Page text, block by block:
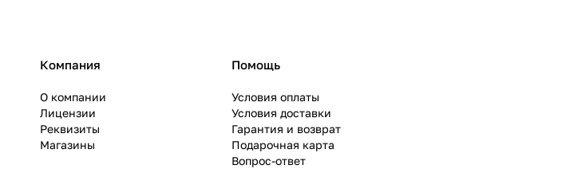
Компания
О компании
Лицензии
Реквизиты
Магазины
Помощь
Условия оплаты
Условия доставки
Гарантия и возврат
Подарочная карта
Вопрос-ответ